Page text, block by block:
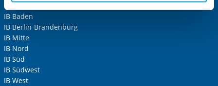
aufgerufenen und somit gewünschten Website-
Funktionen sind. Diese Cookies setzen wir aufgrund
berechtigter Interessen und daher unabhängig von einer
IB Baden
IB Berlin-Brandenburg
IB Mitte
IB Nord
IB Süd
IB Südwest
IB West